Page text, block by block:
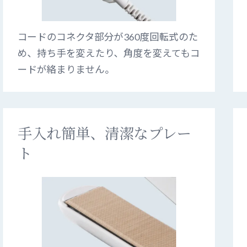
コードのコネクタ部分が360度回転式のた
め、持ち手を変えたり、角度を変えてもコ
ードが絡まりません。
手入れ簡単、清潔なプレー
ト